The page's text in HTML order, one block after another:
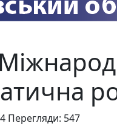
Перегляди: 547